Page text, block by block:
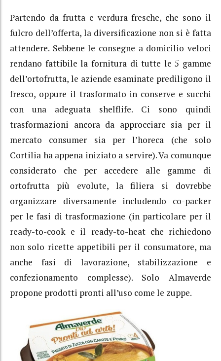
Partendo da frutta e verdura fresche, che sono il
fulcro dell’offerta, la diversificazione non si è fatta
attendere. Sebbene le consegne a domicilio veloci
rendano fattibile la fornitura di tutte le 5 gamme
dell’ortofrutta, le aziende esaminate prediligono il
fresco, oppure il trasformato in conserve e succhi
con una adeguata shelflife. Ci sono quindi
trasformazioni ancora da approcciare sia per il
mercato consumer sia per l’horeca (che solo
Cortilia ha appena iniziato a servire). Va comunque
considerato che per accedere alle gamme di
ortofrutta più evolute, la filiera si dovrebbe
organizzare diversamente includendo co-packer
per le fasi di trasformazione (in particolare per il
ready-to-cook e il ready-to-heat che richiedono
non solo ricette appetibili per il consumatore, ma
anche fasi di lavorazione, stabilizzazione e
confezionamento complesse). Solo Almaverde
propone prodotti pronti all’uso come le zuppe.